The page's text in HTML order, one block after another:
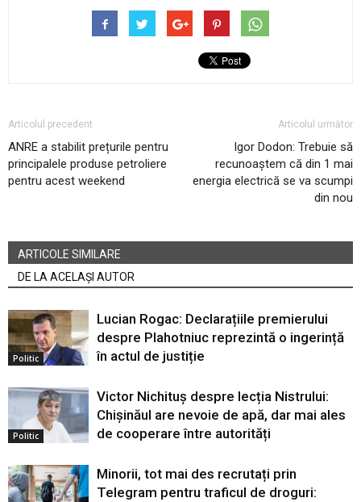
Articolul precedent
ANRE a stabilit prețurile pentru
principalele produse petroliere
pentru acest weekend
Articolul următor
Igor Dodon: Trebuie să
recunoaștem că din 1 mai
energia electrică se va scumpi
din nou
ARTICOLE SIMILARE
DE LA ACELAȘI AUTOR
Politic
Lucian Rogac: Declarațiile premierului
despre Plahotniuc reprezintă o ingerință
în actul de justiție
Politic
Victor Nichituș despre lecția Nistrului:
Chișinăul are nevoie de apă, dar mai ales
de cooperare între autorități
Minorii, tot mai des recrutați prin
Telegram pentru traficul de droguri: